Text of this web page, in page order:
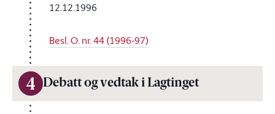
12.12.1996
Besl. O. nr. 44 (1996-97)
4 Debatt og vedtak i Lagtinget